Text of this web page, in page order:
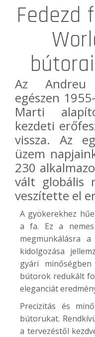
Fedezd
Az
egészen
Marti
kezdeti
vissza. Az
üzem
230
vált globális
veszítette el
A gyökerekhez
a fa. Ez a nemes
megmunkálásra
kidolgozása
gyári
bútorok redukált
eleganciát
Precizitás és
bútorukat.
a tervezéstől